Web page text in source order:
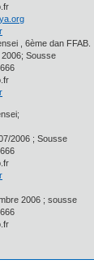
, 6ème dan FFAB.
2006; Sousse
2006 ; Sousse
2006 ; sousse